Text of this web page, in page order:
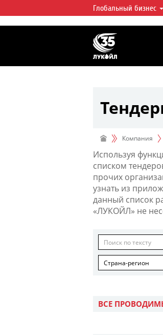
ЛУКОЙЛ
ЛУКОЙЛ — одна
мире, на долю
мировой добычи
Глобальный бизнес
Компания
Используя
списком
прочих
узнать из
данный список
«ЛУКОЙЛ» не
Страна-регион
ВСЕ